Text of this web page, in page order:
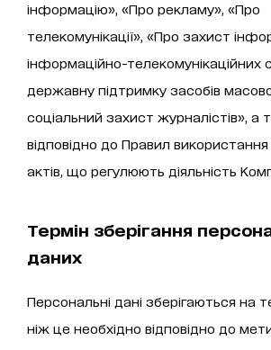
інформацію», «Про рекламу», «Про
телекомунікації», «Про захист
інформаційно-телекомунікаційних
державну підтримку засобів
соціальний захист журналістів», а
відповідно до Правил
актів, що регулюють діяльність
Термін зберігання
даних
Персональні дані зберігаються на
ніж це необхідно відповідно до